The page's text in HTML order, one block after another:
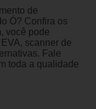
de
Ó? Confira os
você pode
scanner de
Fale
toda a qualidade